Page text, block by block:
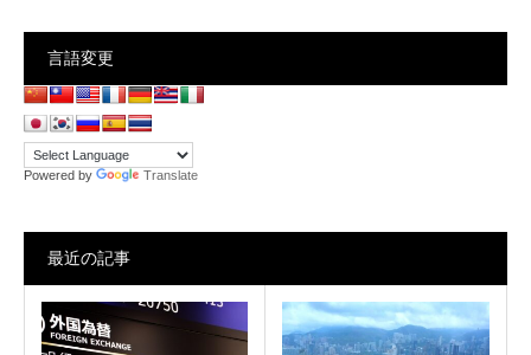
言語変更
Powered by Translate
最近の記事